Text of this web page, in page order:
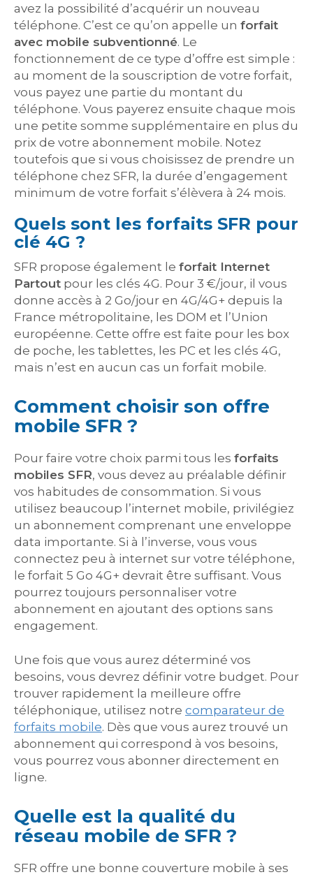
avez la possibilité d’acquérir un nouveau
téléphone. C’est ce qu’on appelle un forfait
avec mobile subventionné. Le
fonctionnement de ce type d’offre est simple :
au moment de la souscription de votre forfait,
vous payez une partie du montant du
téléphone. Vous payerez ensuite chaque mois
une petite somme supplémentaire en plus du
prix de votre abonnement mobile. Notez
toutefois que si vous choisissez de prendre un
téléphone chez SFR, la durée d’engagement
minimum de votre forfait s’élèvera à 24 mois.
Quels sont les forfaits SFR pour
clé 4G ?
SFR propose également le forfait Internet
Partout pour les clés 4G. Pour 3 €/jour, il vous
donne accès à 2 Go/jour en 4G/4G+ depuis la
France métropolitaine, les DOM et l’Union
européenne. Cette offre est faite pour les box
de poche, les tablettes, les PC et les clés 4G,
mais n’est en aucun cas un forfait mobile.
Comment choisir son offre
mobile SFR ?
Pour faire votre choix parmi tous les forfaits
mobiles SFR, vous devez au préalable définir
vos habitudes de consommation. Si vous
utilisez beaucoup l’internet mobile, privilégiez
un abonnement comprenant une enveloppe
data importante. Si à l’inverse, vous vous
connectez peu à internet sur votre téléphone,
le forfait 5 Go 4G+ devrait être suffisant. Vous
pourrez toujours personnaliser votre
abonnement en ajoutant des options sans
engagement.
Une fois que vous aurez déterminé vos
besoins, vous devrez définir votre budget. Pour
trouver rapidement la meilleure offre
téléphonique, utilisez notre comparateur de
forfaits mobile. Dès que vous aurez trouvé un
abonnement qui correspond à vos besoins,
vous pourrez vous abonner directement en
ligne.
Quelle est la qualité du
réseau mobile de SFR ?
SFR offre une bonne couverture mobile à ses